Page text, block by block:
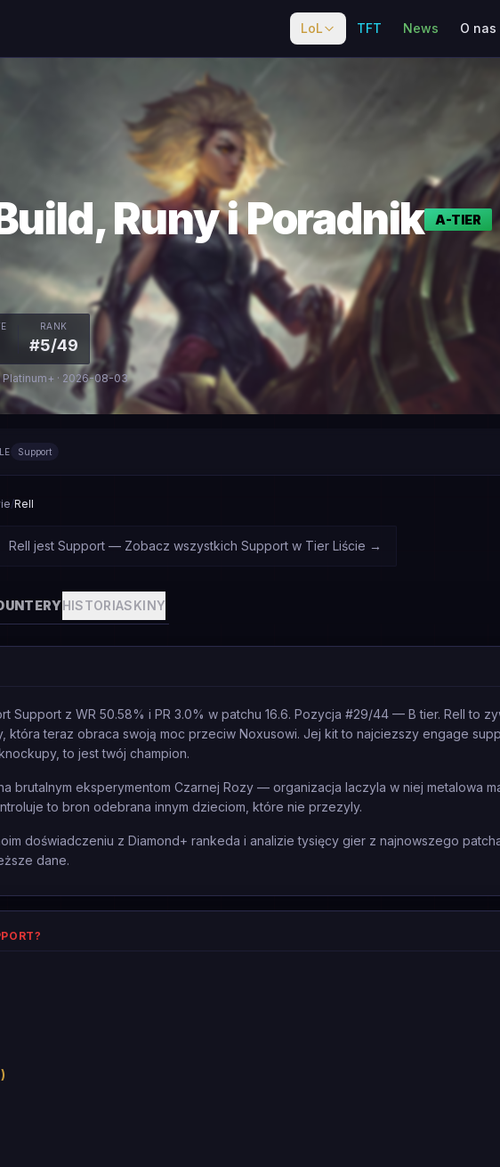
LoL TFT News O nas
Runy i Poradnik A-TIER
RANK
#5/49
Platinum+ · 2026-08-03
Support
/Rell
Rell jest Support — Zobacz wszystkich Support w Tier Liście →
HISTORIASKINY
Support z WR 50.58% i PR 3.0% w patchu 16.6. Pozycja #29/44 — B tier. Rell to
która teraz obraca swoją moc przeciw Noxusowi. Jej kit to najciezszy engage
to jest twój champion.
brutalnym eksperymentom Czarnej Rozy — organizacja laczyla w niej metalowa
to bron odebrana innym dzieciom, które nie przezyly.
doświadczeniu z Diamond+ rankeda i analizie tysięcy gier z najnowszego
dane.